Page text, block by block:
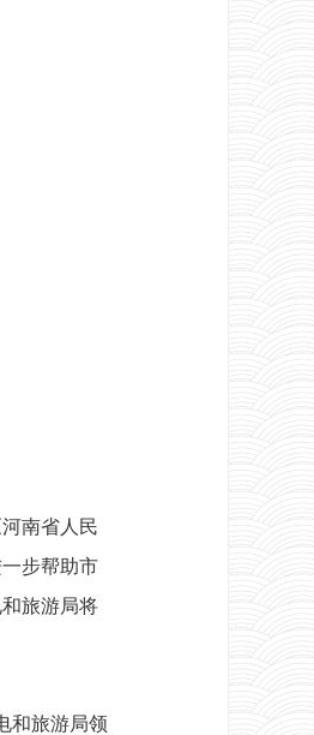
南省人民
步帮助市
旅游局将
和旅游局领